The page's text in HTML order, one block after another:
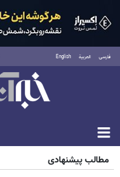
فارسی العربية English
شنبه ۱۷ مرداد ۱۴۰۵
مطالب پیشنهادی